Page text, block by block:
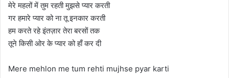
मेरे महलों में तुम रहती मुझसे प्यार करती
गर हमारे प्यार को ना तू इनकार करती
हम करते रहे इंतज़ार तेरा बरसों तक
तूने किसी ओर के प्यार को हाँ कर दी
Mere mehlon me tum rehti mujhse pyar karti